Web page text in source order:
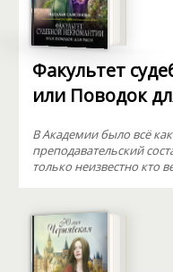
Факультет
или Поводок
В Академии было всё
преподавательский
только неизвестно кто